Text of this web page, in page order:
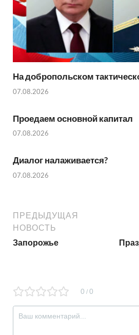
На добропольском
07.08.2026
Проедаем основной капитал
07.08.2026
Диалог налаживается?
07.08.2026
ПРЕДЫДУЩАЯ
НОВОСТЬ
Запорожье
0 / 0